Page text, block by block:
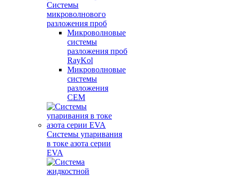
Системы
микроволнового
разложения проб
Микроволновые
системы
разложения проб
RayKol
Микроволновые
системы
разложения
CEM
Системы упаривания
в токе азота серии
EVA